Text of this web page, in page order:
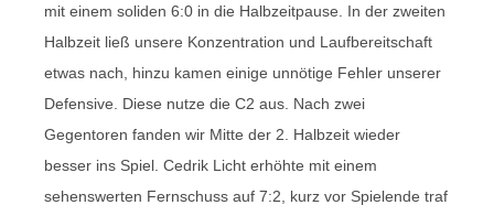
mit einem soliden 6:0 in die Halbzeitpause. In der zweiten
Halbzeit ließ unsere Konzentration und Laufbereitschaft
etwas nach, hinzu kamen einige unnötige Fehler unserer
Defensive. Diese nutze die C2 aus. Nach zwei
Gegentoren fanden wir Mitte der 2. Halbzeit wieder
besser ins Spiel. Cedrik Licht erhöhte mit einem
sehenswerten Fernschuss auf 7:2, kurz vor Spielende traf